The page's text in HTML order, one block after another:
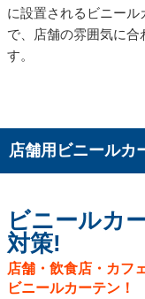
に設置されるビニー
で、店舗の雰囲気に
す。
店舗用ビニールカ
ビニールカ
対策!
店舗・飲食店・カフ
ビニールカーテン！